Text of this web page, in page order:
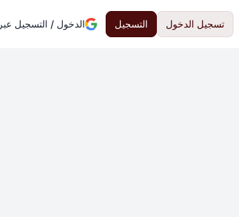
تسجيل الدخول التسجيل الدخول / التسجيل عبر Google